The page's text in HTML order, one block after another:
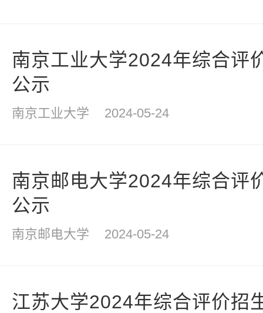
南京工业大学2024年综合评
公示
南京工业大学 2024-05-24
南京邮电大学2024年综合评
公示
南京邮电大学 2024-05-24
江苏大学2024年综合评价招